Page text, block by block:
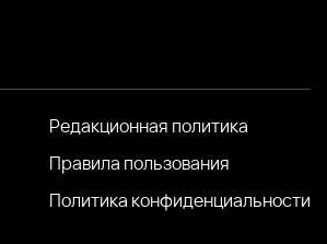
Редакционная политика
Правила пользования
Политика конфиденциальности